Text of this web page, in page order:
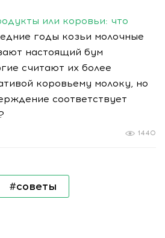
или коровьи: что
годы козьи молочные
настоящий бум
считают их более
коровьему молоку, но
соответствует
1440
#советы